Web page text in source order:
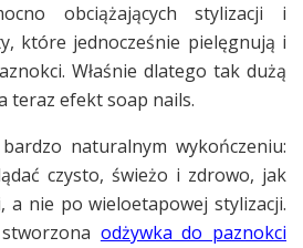
obciążających stylizacji i
które jednocześnie pielęgnują i
Właśnie dlatego tak dużą
teraz efekt soap nails.
naturalnym wykończeniu:
czysto, świeżo i zdrowo, jak
a nie po wieloetapowej stylizacji.
odżywka do paznokci